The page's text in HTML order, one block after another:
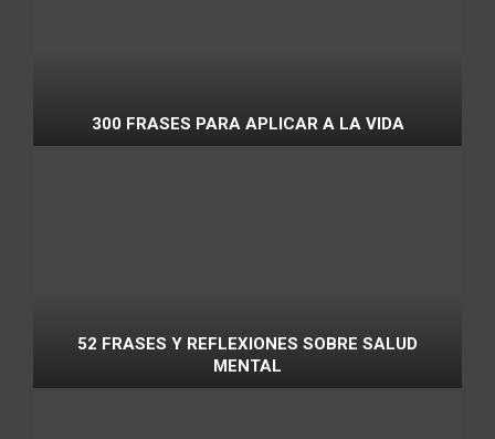
300 FRASES PARA APLICAR A LA VIDA
52 FRASES Y REFLEXIONES SOBRE SALUD
MENTAL